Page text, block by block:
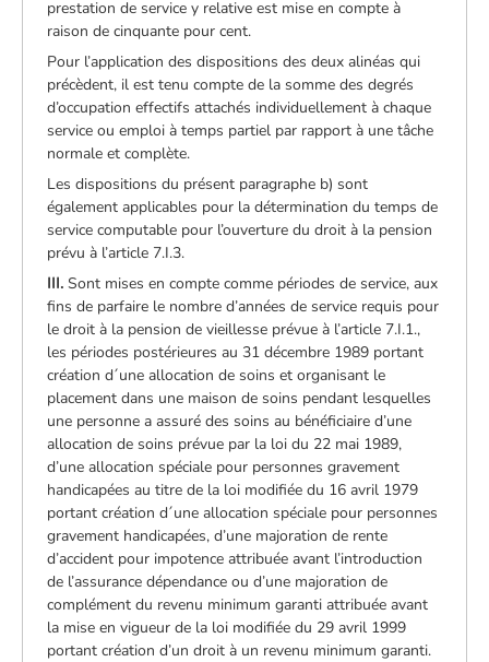
prestation de service y relative est mise en compte à
raison de cinquante pour cent.
Pour l’application des dispositions des deux alinéas qui
précèdent, il est tenu compte de la somme des degrés
d’occupation effectifs attachés individuellement à chaque
service ou emploi à temps partiel par rapport à une tâche
normale et complète.
Les dispositions du présent paragraphe b) sont
également applicables pour la détermination du temps de
service computable pour l’ouverture du droit à la pension
prévu à l’article 7.I.3.
III. Sont mises en compte comme périodes de service, aux
fins de parfaire le nombre d’années de service requis pour
le droit à la pension de vieillesse prévue à l’article 7.I.1.,
les périodes postérieures au 31 décembre 1989 portant
création d´une allocation de soins et organisant le
placement dans une maison de soins pendant lesquelles
une personne a assuré des soins au bénéficiaire d’une
allocation de soins prévue par la loi du 22 mai 1989,
d’une allocation spéciale pour personnes gravement
handicapées au titre de la loi modifiée du 16 avril 1979
portant création d´une allocation spéciale pour personnes
gravement handicapées, d’une majoration de rente
d’accident pour impotence attribuée avant l’introduction
de l’assurance dépendance ou d’une majoration de
complément du revenu minimum garanti attribuée avant
la mise en vigueur de la loi modifiée du 29 avril 1999
portant création d’un droit à un revenu minimum garanti.